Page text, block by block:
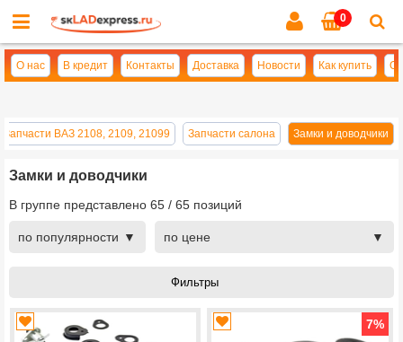
0
О нас В кредит Контакты Доставка Новости Как купить
Запчасти ВАЗ 2108, 2109, 21099 Запчасти салона Замки и доводчики
Замки и доводчики
В группе представлено 65 / 65 позиций
по популярности по цене
7%